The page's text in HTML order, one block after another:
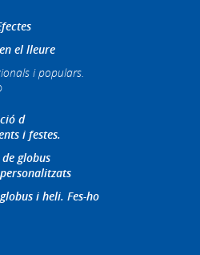
el lleure
i populars.
d
i festes.
globus
i heli. Fes-ho